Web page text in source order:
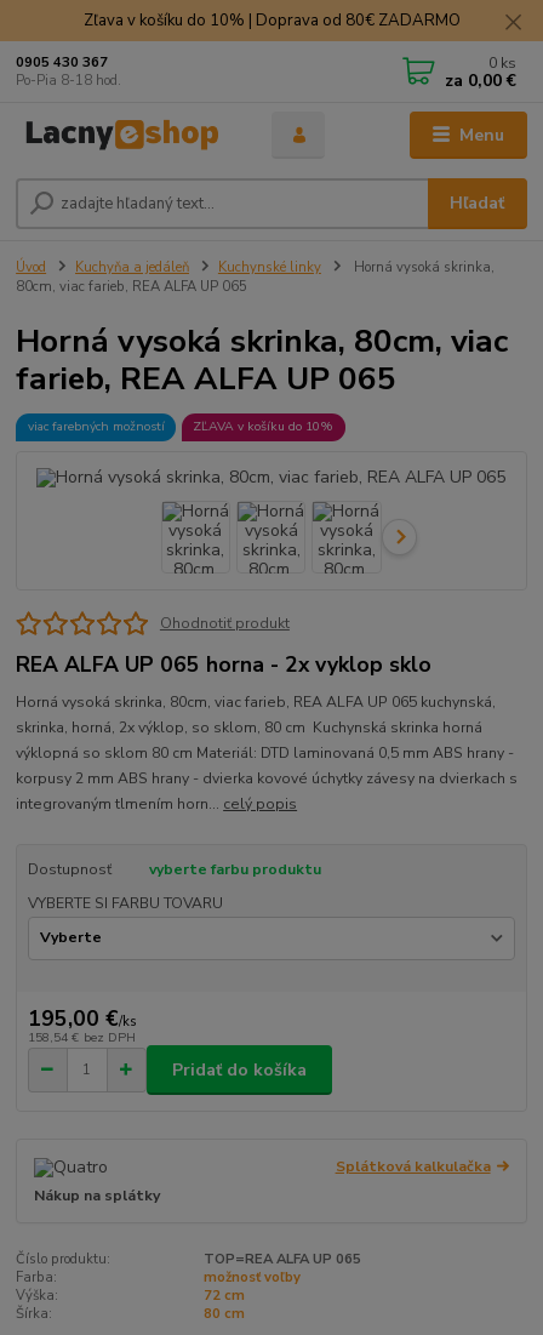
Zľava v košíku do 10% | Doprava od 80€ ZADARMO
Menu
Hľadať
0905 430 367
Po-Pia 8-18 hod.
0 ks
za 0,00 €
Úvod Kuchyňa a jedáleň Kuchynské linky
Horná vysoká skrinka,
80cm, viac farieb, REA ALFA UP 065
Horná vysoká skrinka, 80cm, viac
farieb, REA ALFA UP 065
viac farebných možností ZĽAVA v košíku do 10%
Ohodnotiť produkt
REA ALFA UP 065 horna - 2x vyklop sklo
Horná vysoká skrinka, 80cm, viac farieb, REA ALFA UP 065 kuchynská,
skrinka, horná, 2x výklop, so sklom, 80 cm Kuchynská skrinka horná
výklopná so sklom 80 cm Materiál: DTD laminovaná 0,5 mm ABS hrany -
korpusy 2 mm ABS hrany - dvierka kovové úchytky závesy na dvierkach s
integrovaným tlmením horn... celý popis
Dostupnosť
vyberte farbu produktu
VYBERTE SI FARBU TOVARU
195,00 €/ks
158,54 € bez DPH
Pridať do košíka
Splátková kalkulačka
Nákup na splátky
Číslo produktu:
TOP=REA ALFA UP 065
Farba:
možnosť voľby
Výška:
72 cm
Šírka:
80 cm